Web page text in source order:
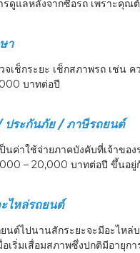
รดูแลหลังจากซื้อรถ เพราะคุณ
า
จเช็กระยะ เช็กสภาพรถ เช่น
บาทต่อปี
ประกันภัย / ภาษีรถยนต์
นค่าใช้จ่ายภาคบังคับที่เจ้าขอ
– 20,000 บาทต่อปี ขึ้นอ
ไหล่รถยนต์
นต์ไปนานสักระยะจะมีอะไหล่
อเริ่มเสื่อมสภาพซึ่งปกติมีอายุ